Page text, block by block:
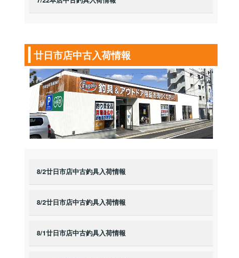
廿日市店中古入荷情報
8/2廿日市店中古釣具入荷情報
8/2廿日市店中古釣具入荷情報
8/1廿日市店中古釣具入荷情報